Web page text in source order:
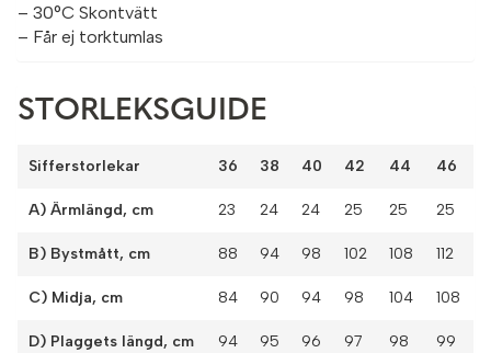
– 30°C Skontvätt
– Får ej torktumlas
STORLEKSGUIDE
Sifferstorlekar 36 38 40 42 44 46
A) Ärmlängd, cm 23 24 24 25 25 25
B) Bystmått, cm 88 94 98 102 108 112
C) Midja, cm 84 90 94 98 104 108
D) Plaggets längd, cm 94 95 96 97 98 99